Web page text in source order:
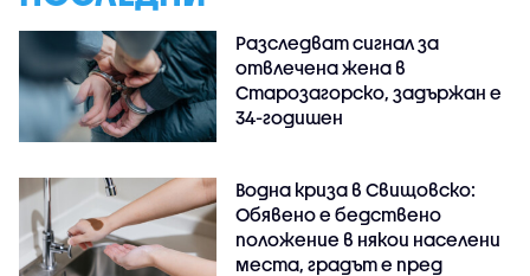
Разследват сигнал за
отвлечена жена в
Старозагорско, задържан е
34-годишен
Водна криза в Свищовско:
Обявено е бедствено
положение в някои населени
места, градът е пред